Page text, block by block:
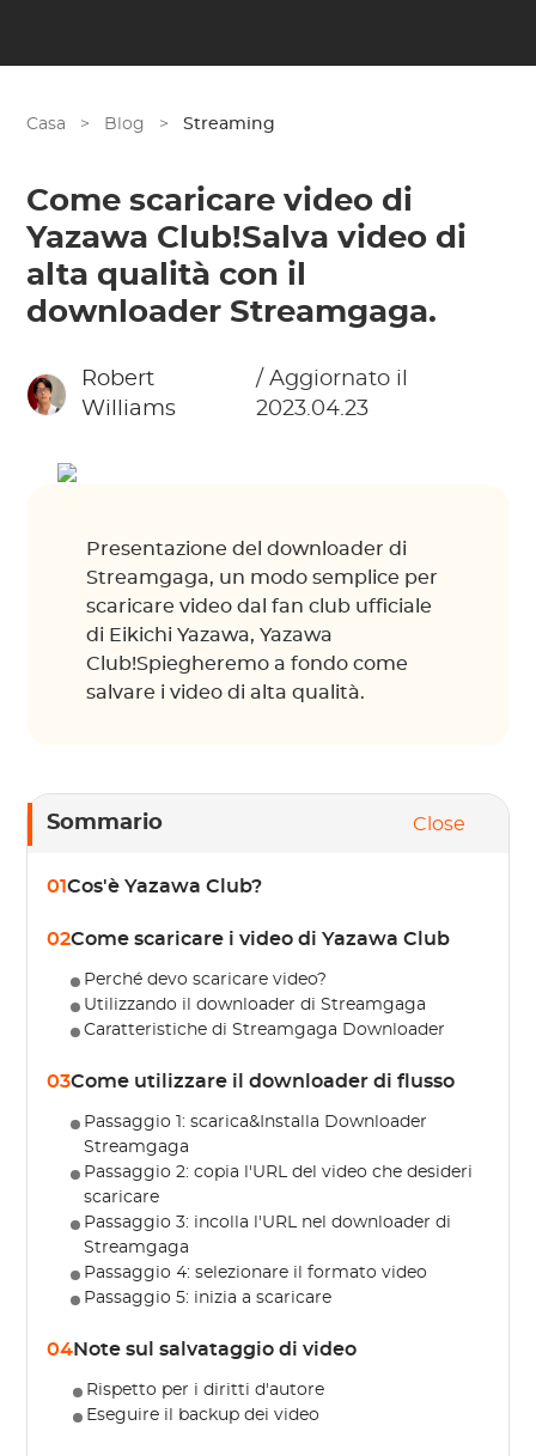
Casa > Blog > Streaming
Come scaricare video di
Yazawa Club!Salva video di
alta qualità con il
downloader Streamgaga.
Robert
Williams
/ Aggiornato il
2023.04.23
Presentazione del downloader di
Streamgaga, un modo semplice per
scaricare video dal fan club ufficiale
di Eikichi Yazawa, Yazawa
Club!Spiegheremo a fondo come
salvare i video di alta qualità.
Sommario Close
01Cos'è Yazawa Club?
02Come scaricare i video di Yazawa Club
Perché devo scaricare video?
Utilizzando il downloader di Streamgaga
Caratteristiche di Streamgaga Downloader
03Come utilizzare il downloader di flusso
Passaggio 1: scarica&Installa Downloader
Streamgaga
Passaggio 2: copia l'URL del video che desideri
scaricare
Passaggio 3: incolla l'URL nel downloader di
Streamgaga
Passaggio 4: selezionare il formato video
Passaggio 5: inizia a scaricare
04Note sul salvataggio di video
Rispetto per i diritti d'autore
Eseguire il backup dei video